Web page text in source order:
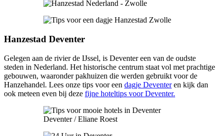
Hanzestad Deventer
Gelegen aan de rivier de IJssel, is Deventer een van de oudste
steden in Nederland. Het historische centrum staat vol met prachtige
gebouwen, waaronder pakhuizen die werden gebruikt voor de
Hanzehandel. Lees onze tips voor een dagje Deventeren kijk dan
ook meteen even bij deze fijne hoteltips voor Deventer.
Deventer / Eliane Roest